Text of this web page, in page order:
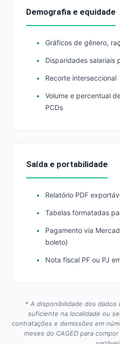
Demografia e equidade
Gráficos de gênero,
Disparidades salariais
Recorte interseccional
Volume e percentual
PCDs
Saída e portabilidade
Relatório PDF
Tabelas formatadas
Pagamento via
boleto)
Nota fiscal PF ou PJ
* A disponibilidade dos dados
suficiente na localidade ou
contratações e demissões em
meses do CAGED para